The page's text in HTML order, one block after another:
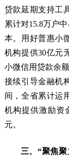
贷款延期支持工
累计对15.8万户
本。用好普惠小
机构提供30亿元
小微信用贷款余
接续引导金融机
间，全省累计运
机构提供激励资
元。
三、“聚焦